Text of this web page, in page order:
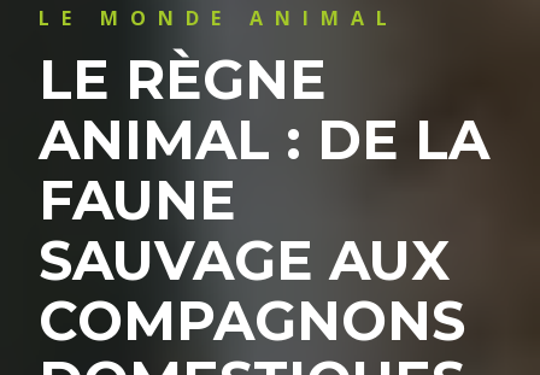
LE MONDE ANIMAL
LE RÈGNE
ANIMAL : DE LA
FAUNE
SAUVAGE AUX
COMPAGNONS